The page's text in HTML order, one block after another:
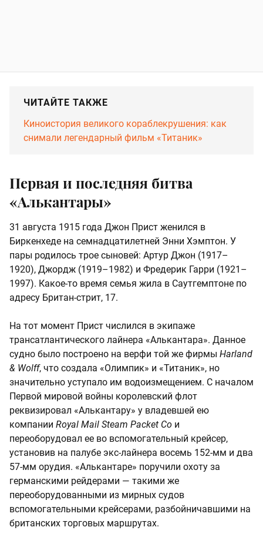
ЧИТАЙТЕ ТАКЖЕ
Киноистория великого кораблекрушения: как
снимали легендарный фильм «Титаник»
Первая и последняя битва
«Алькантары»
31 августа 1915 года Джон Прист женился в
Биркенхеде на семнадцатилетней Энни Хэмптон. У
пары родилось трое сыновей: Артур Джон (1917–
1920), Джордж (1919–1982) и Фредерик Гарри (1921–
1997). Какое-то время семья жила в Саутгемптоне по
адресу Британ-стрит, 17.
На тот момент Прист числился в экипаже
трансатлантического лайнера «Алькантара». Данное
судно было построено на верфи той же фирмы Harland
& Wolff, что создала «Олимпик» и «Титаник», но
значительно уступало им водоизмещением. С началом
Первой мировой войны королевский флот
реквизировал «Алькантару» у владевшей ею
компании Royal Mail Steam Packet Co и
переоборудовал ее во вспомогательный крейсер,
установив на палубе экс-лайнера восемь 152-мм и два
57-мм орудия. «Алькантаре» поручили охоту за
германскими рейдерами — такими же
переоборудованными из мирных судов
вспомогательными крейсерами, разбойничавшими на
британских торговых маршрутах.